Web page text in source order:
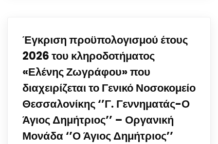
Έγκριση προϋπολογισμού έτους
2026 του κληροδοτήματος
«Ελένης Ζωγράφου» που
διαχειρίζεται το Γενικό Νοσοκομείο
Θεσσαλονίκης ‘’Γ. Γεννηματάς-Ο
Άγιος Δημήτριος’’ – Οργανική
Μονάδα ‘’Ο Άγιος Δημήτριος’’